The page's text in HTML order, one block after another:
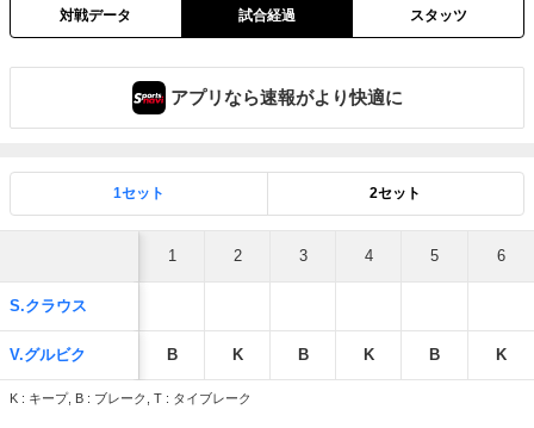
対戦データ 試合経過 スタッツ
アプリなら速報がより快適に
1セット 2セット
1 2 3 4 5 6
S.クラウス
V.グルビク B K B K B K
K : キープ, B : ブレーク, T : タイブレーク